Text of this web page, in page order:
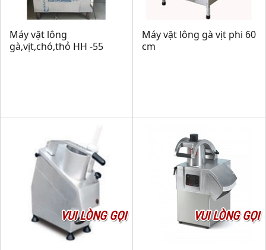
Máy vặt lông
gà,vịt,chó,thỏ HH -55
Máy vặt lông gà vịt phi 60
cm
VUI LÒNG GỌI VUI LÒNG GỌI